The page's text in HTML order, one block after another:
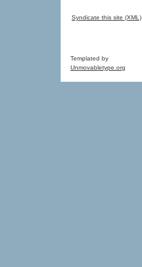
Syndicate this site (XML)
Templated by
Unmovabletype.org